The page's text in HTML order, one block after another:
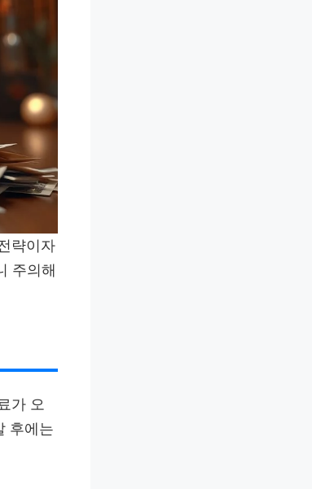
략이자
주의해
가 오
후에는